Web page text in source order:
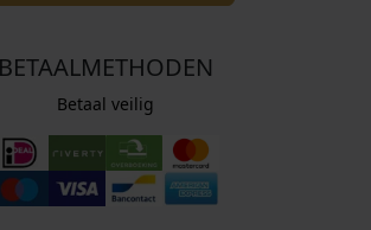
BETAALMETHODEN
Betaal veilig